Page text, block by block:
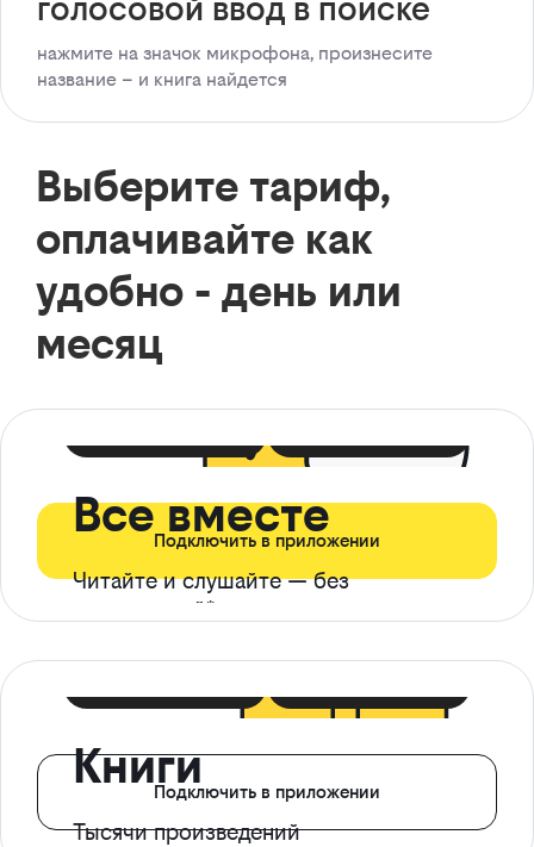
голосовой ввод в поиске
нажмите на значок микрофона, произнесите
название – и книга найдется
Выберите тариф,
оплачивайте как
удобно - день или
месяц
Все вместе
Читайте и слушайте — без
ограничений*
Подключить в приложении
Книги
Тысячи произведений
Подключить в приложении